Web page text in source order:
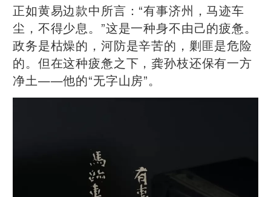
正如黄易边款中所言：“有事济州，马迹车
尘，不得少息。”这是一种身不由己的疲惫。
政务是枯燥的，河防是辛苦的，剿匪是危险
的。但在这种疲惫之下，龚孙枝还保有一方
净土——他的“无字山房”。